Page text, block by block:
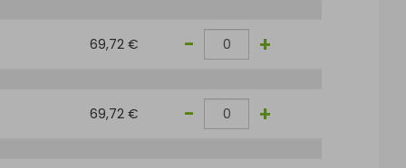
69,72 € - +
69,72 € - +